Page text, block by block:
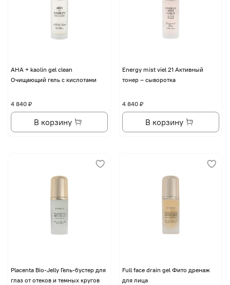
AHA + kaolin gel clean
Очищающий гель с кислотами
4 840 ₽
В корзину
Energy mist viel 21 Активный
тонер – сыворотка
4 840 ₽
В корзину
Placenta Bio-Jelly Гель-бустер для
глаз от отеков и темных кругов
Full face drain gel Фито дренаж
для лица